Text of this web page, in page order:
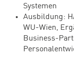
Systemen
Ausbildung:
WU-Wien,
Business-